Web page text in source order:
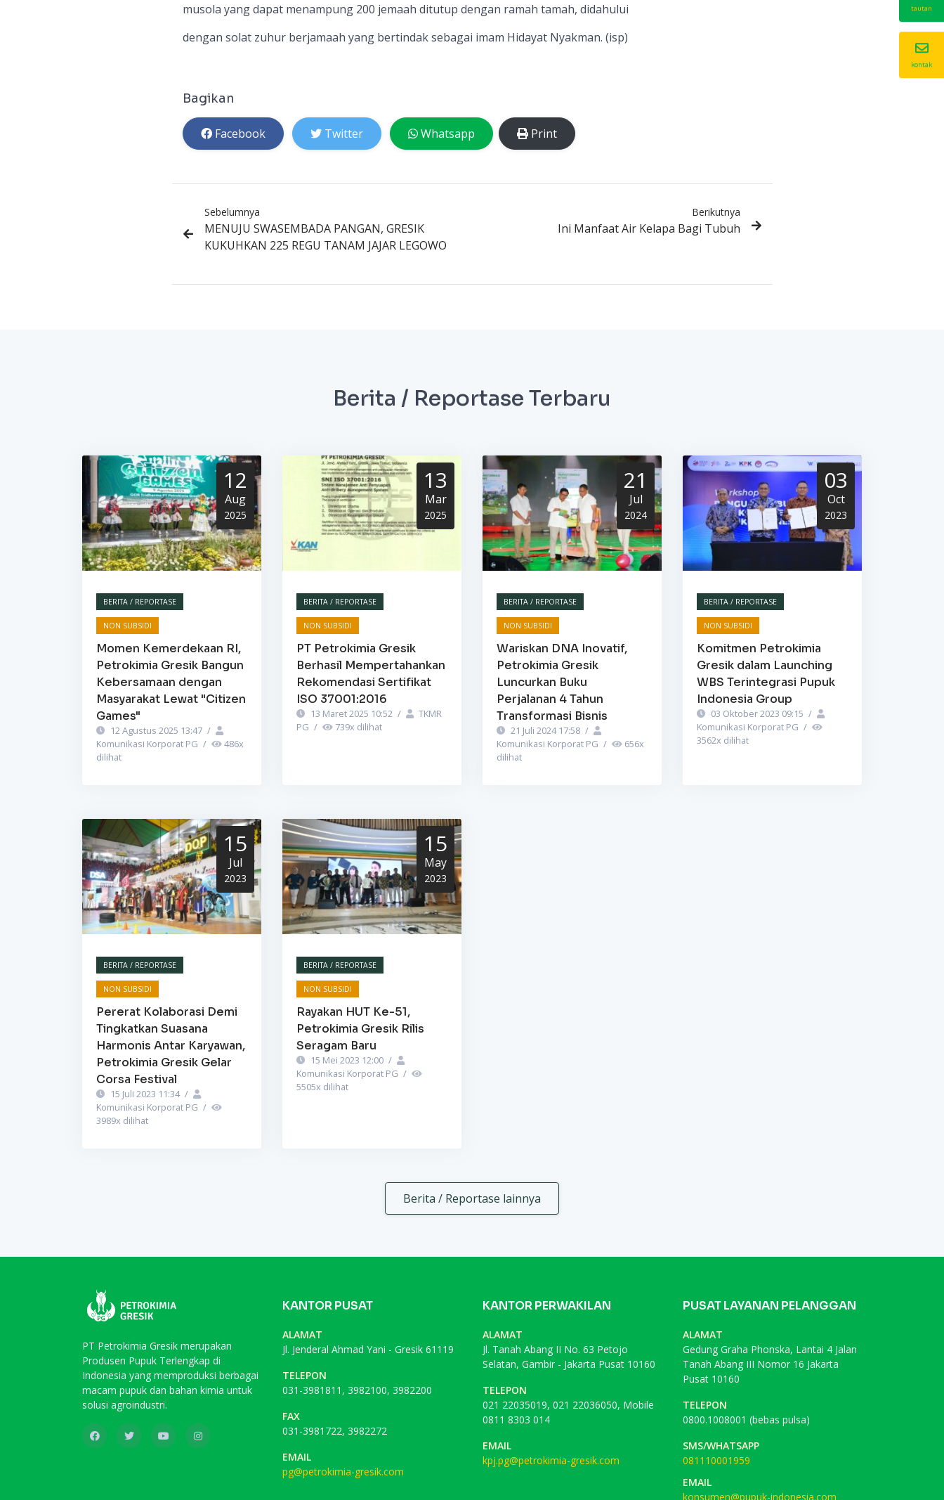
musola yang dapat menampung 200 jemaah ditutup dengan ramah tamah, didahului
dengan solat zuhur berjamaah yang bertindak sebagai imam Hidayat Nyakman. (isp)
Bagikan
Facebook Twitter Whatsapp Print
Sebelumnya
MENUJU SWASEMBADA PANGAN, GRESIK
KUKUHKAN 225 REGU TANAM JAJAR LEGOWO
Berikutnya
Ini Manfaat Air Kelapa Bagi Tubuh
Berita / Reportase Terbaru
12
Aug
2025
BERITA / REPORTASE
NON SUBSIDI
Momen Kemerdekaan RI,
Petrokimia Gresik Bangun
Kebersamaan dengan
Masyarakat Lewat "Citizen
Games"
12 Agustus 2025 13:47 /
Komunikasi Korporat PG / 486x
dilihat
13
Mar
2025
BERITA / REPORTASE
NON SUBSIDI
PT Petrokimia Gresik
Berhasil Mempertahankan
Rekomendasi Sertifikat
ISO 37001:2016
13 Maret 2025 10:52 /
TKMR
PG / 739x dilihat
21
Jul
2024
BERITA / REPORTASE
NON SUBSIDI
Wariskan DNA Inovatif,
Petrokimia Gresik
Luncurkan Buku
Perjalanan 4 Tahun
Transformasi Bisnis
21 Juli 2024 17:58 /
Komunikasi Korporat PG / 656x
dilihat
03
Oct
2023
BERITA / REPORTASE
NON SUBSIDI
Komitmen Petrokimia
Gresik dalam Launching
WBS Terintegrasi Pupuk
Indonesia Group
03 Oktober 2023 09:15 /
Komunikasi Korporat PG /
3562x dilihat
15
Jul
2023
BERITA / REPORTASE
NON SUBSIDI
Pererat Kolaborasi Demi
Tingkatkan Suasana
Harmonis Antar Karyawan,
Petrokimia Gresik Gelar
Corsa Festival
15 Juli 2023 11:34 /
Komunikasi Korporat PG /
3989x dilihat
15
May
2023
BERITA / REPORTASE
NON SUBSIDI
Rayakan HUT Ke-51,
Petrokimia Gresik Rilis
Seragam Baru
15 Mei 2023 12:00 /
Komunikasi Korporat PG /
5505x dilihat
Berita / Reportase lainnya
PT Petrokimia Gresik merupakan
Produsen Pupuk Terlengkap di
Indonesia yang memproduksi berbagai
macam pupuk dan bahan kimia untuk
solusi agroindustri.
KANTOR PUSAT
ALAMAT
Jl. Jenderal Ahmad Yani - Gresik 61119
TELEPON
031-3981811, 3982100, 3982200
FAX
031-3981722, 3982272
EMAIL
pg@petrokimia-gresik.com
KANTOR PERWAKILAN
ALAMAT
Jl. Tanah Abang II No. 63 Petojo
Selatan, Gambir - Jakarta Pusat 10160
TELEPON
021 22035019, 021 22036050, Mobile
0811 8303 014
EMAIL
kpj.pg@petrokimia-gresik.com
PUSAT LAYANAN PELANGGAN
ALAMAT
Gedung Graha Phonska, Lantai 4 Jalan
Tanah Abang III Nomor 16 Jakarta
Pusat 10160
TELEPON
0800.1008001 (bebas pulsa)
SMS/WHATSAPP
081110001959
EMAIL
konsumen@pupuk-indonesia.com
tautan
kontak